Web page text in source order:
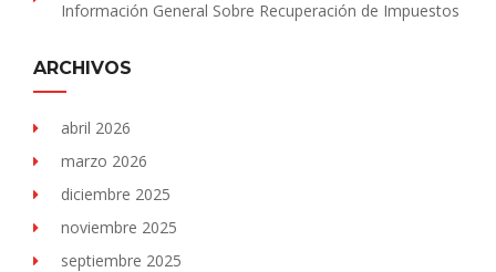
Información General Sobre Recuperación de Impuestos
ARCHIVOS
abril 2026
marzo 2026
diciembre 2025
noviembre 2025
septiembre 2025